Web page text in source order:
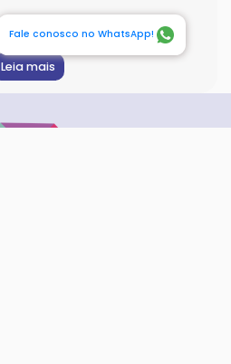
Leia mais
Fale conosco no WhatsApp!